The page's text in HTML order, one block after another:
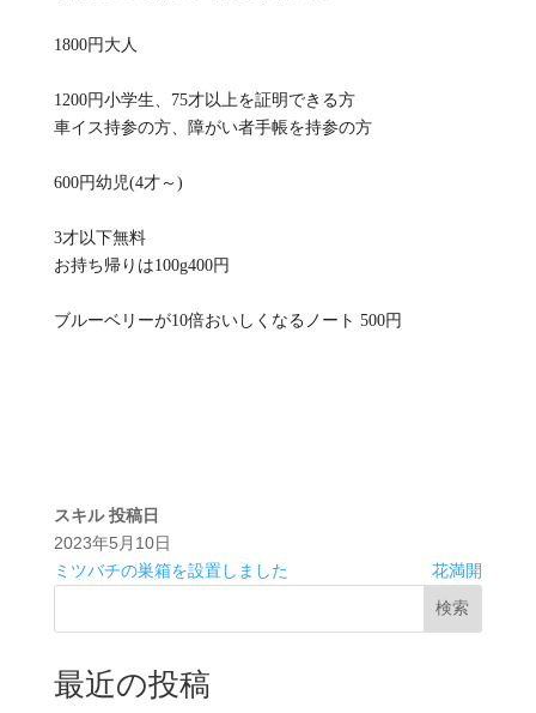
1800円大人
1200円小学生、75才以上を証明できる方
車イス持参の方、障がい者手帳を持参の方
600円幼児(4才～)
3才以下無料
お持ち帰りは100g400円
ブルーベリーが10倍おいしくなるノート 500円
スキル 投稿日
2023年5月10日
ミツバチの巣箱を設置しました
花満開
検索
最近の投稿